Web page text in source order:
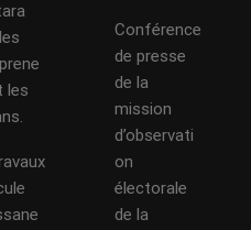
les
Conférence
de presse
de la
mission
d’observati
on
électorale
de la